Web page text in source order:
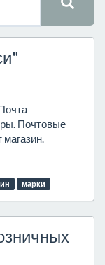
Почтовые
марки